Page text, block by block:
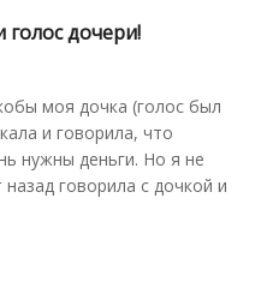
дочери!
моя дочка (голос был
и говорила, что
нужны деньги. Но я не
говорила с дочкой и